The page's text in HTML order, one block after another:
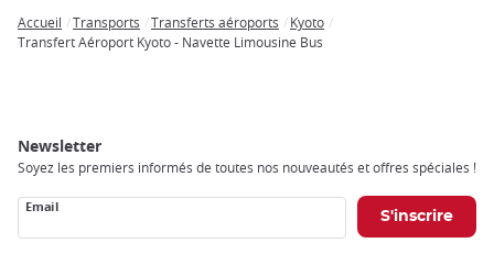
Breadcrumb
Accueil Transports Transferts aéroports
Kyoto
Transfert Aéroport Kyoto - Navette Limousine Bus
Newsletter
Soyez les premiers informés de toutes nos nouveautés et offres spéciales !
Email